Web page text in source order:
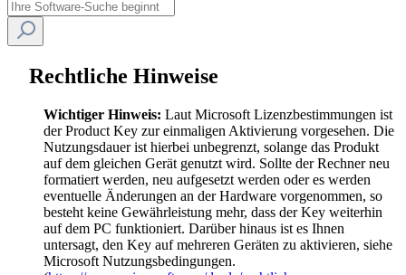
Rechtliche Hinweise
Wichtiger Hinweis: Laut Microsoft Lizenzbestimmungen ist
der Product Key zur einmaligen Aktivierung vorgesehen. Die
Nutzungsdauer ist hierbei unbegrenzt, solange das Produkt
auf dem gleichen Gerät genutzt wird. Sollte der Rechner neu
formatiert werden, neu aufgesetzt werden oder es werden
eventuelle Änderungen an der Hardware vorgenommen, so
besteht keine Gewährleistung mehr, dass der Key weiterhin
auf dem PC funktioniert. Darüber hinaus ist es Ihnen
untersagt, den Key auf mehreren Geräten zu aktivieren, siehe
Microsoft Nutzungsbedingungen.